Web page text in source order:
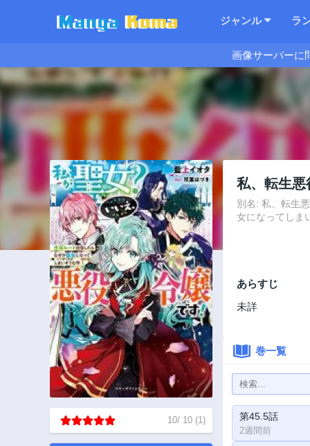
ジャンル ラ
画像サーバーに
10/ 10 (1)
私、転生
別名: 私、転生
女になってしま
あらすじ
未詳
巻一覧
第45.5話
2週間前